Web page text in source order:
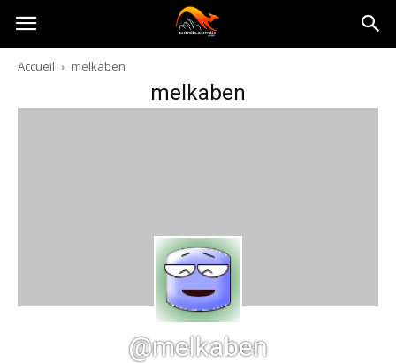
Australia-
australie.com
Accueil melkaben
melkaben
@melkaben